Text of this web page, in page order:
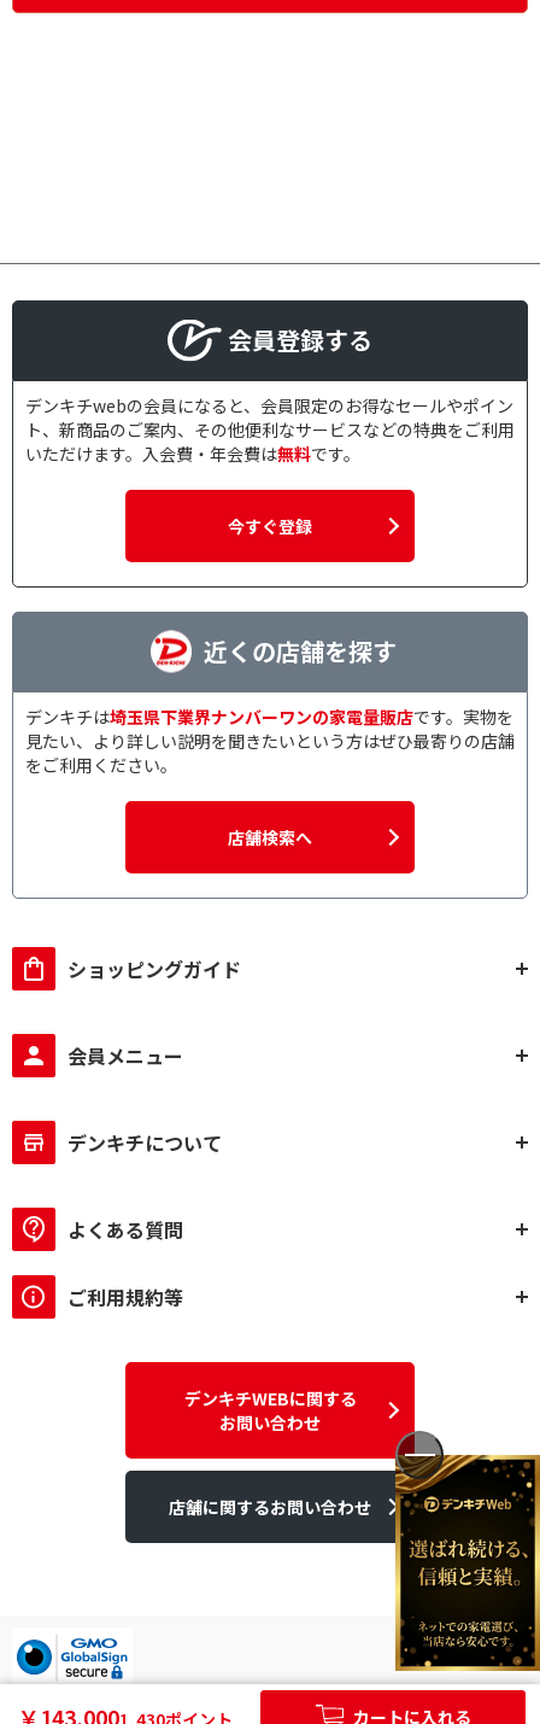
￥143,0001,430ポイント カートに入れる
会員登録する
デンキチwebの会員になると、会員限定のお得なセールやポイン
ト、新商品のご案内、その他便利なサービスなどの特典をご利用
いただけます。入会費・年会費は無料です。
今すぐ登録
近くの店舗を探す
デンキチは埼玉県下業界ナンバーワンの家電量販店です。実物を
見たい、より詳しい説明を聞きたいという方はぜひ最寄りの店舗
をご利用ください。
店舗検索へ
ショッピングガイド
会員メニュー
デンキチについて
よくある質問
ご利用規約等
デンキチWEBに関する
お問い合わせ
店舗に関するお問い合わせ
デンキチはGMOグローバルサイン発行のSSL電子証明書を使用して